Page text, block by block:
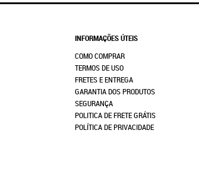
INFORMAÇÕES ÚTEIS
COMO COMPRAR
TERMOS DE USO
FRETES E ENTREGA
GARANTIA DOS PRODUTOS
SEGURANÇA
POLITICA DE FRETE GRÁTIS
POLÍTICA DE PRIVACIDADE